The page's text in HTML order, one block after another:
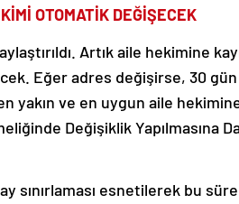
OTOMATİK DEĞİŞECEK
Artık aile hekimine
Eğer adres değişirse, 30
yakın ve en uygun aile
Değişiklik Yapılmasına
sınırlaması esnetilerek bu